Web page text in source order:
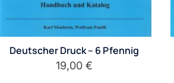
Deutscher Druck – 6 Pfennig
19,00 €